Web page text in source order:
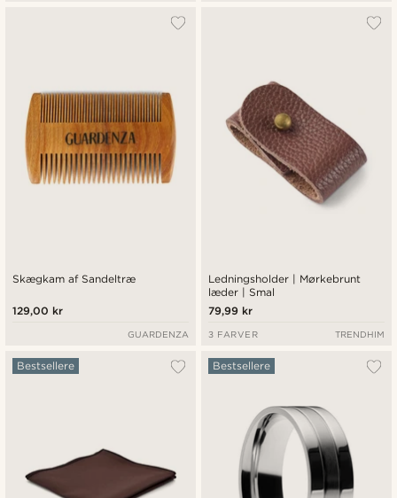
Skægkam af Sandeltræ
129,00 kr
GUARDENZA
Ledningsholder | Mørkebrunt
læder | Smal
79,99 kr
3 FARVER TRENDHIM
Bestsellere Bestsellere